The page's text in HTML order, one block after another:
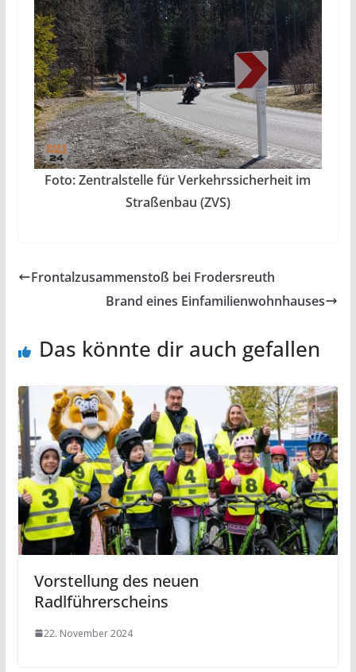
Foto: Zentralstelle für Verkehrssicherheit im
Straßenbau (ZVS)
Frontalzusammenstoß bei Frodersreuth
Brand eines Einfamilienwohnhauses
Das könnte dir auch gefallen
Vorstellung des neuen
Radlführerscheins
22. November 2024